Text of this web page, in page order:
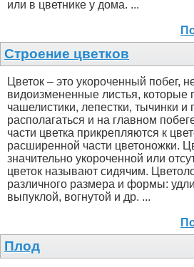
или в цветнике у дома. ...
Строение цветков
Цветок – это укороченный побег,
видоизмененные листья, которые
чашелистики, лепестки, тычинки и
располагаться и на главном
части цветка прикрепляются к
расширенной части цветоножки.
значительно укороченной или
цветок называют сидячим.
различного размера и формы:
выпуклой, вогнутой и др. ...
Плод